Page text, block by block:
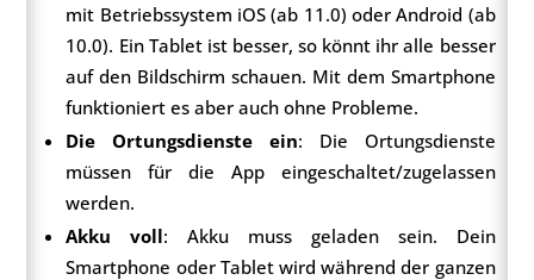
mit Betriebssystem iOS (ab 11.0) oder Android (ab
10.0). Ein Tablet ist besser, so könnt ihr alle besser
auf den Bildschirm schauen. Mit dem Smartphone
funktioniert es aber auch ohne Probleme.
Die Ortungsdienste ein: Die Ortungsdienste
müssen für die App eingeschaltet/zugelassen
werden.
Akku voll: Akku muss geladen sein. Dein
Smartphone oder Tablet wird während der ganzen